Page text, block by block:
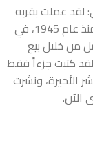
لقد عملت بقربه
يوميًا في آخر سنوات حياته. كنت أعيش في تورين منذ عام 1945، في
من خلال بيع
لقد كتبت جزءاً فقط
الأخيرة، ونشرت
الآن.